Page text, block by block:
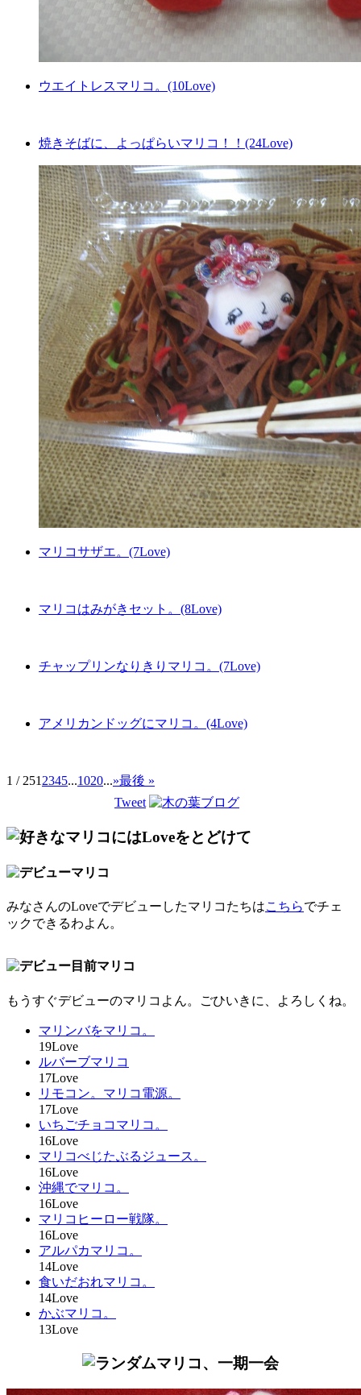
ウエイトレスマリコ。(10Love)
焼きそばに、よっぱらいマリコ！！(24Love)
マリコサザエ。(7Love)
マリコはみがきセット。(8Love)
チャップリンなりきりマリコ。(7Love)
アメリカンドッグにマリコ。(4Love)
1 / 251 2345...1020...»最後 »
Tweet
みなさんのLoveでデビューしたマリコたちはこちらでチェ
ックできるわよん。
もうすぐデビューのマリコよん。ごひいきに、よろしくね。
マリンバをマリコ。
19Love
ルバーブマリコ
17Love
リモコン。マリコ電源。
17Love
いちごチョコマリコ。
16Love
マリコべじたぶるジュース。
16Love
沖縄でマリコ。
16Love
マリコヒーロー戦隊。
16Love
アルパカマリコ。
14Love
食いだおれマリコ。
14Love
かぶマリコ。
13Love